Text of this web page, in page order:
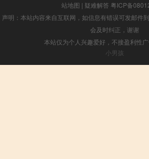
站地图 | 疑难解答 粤ICP备
声明：本站内容来自互联网，如信息有错误可发邮件
会及时纠正，谢谢
本站仅为个人兴趣爱好，不接盈利性
小男孩